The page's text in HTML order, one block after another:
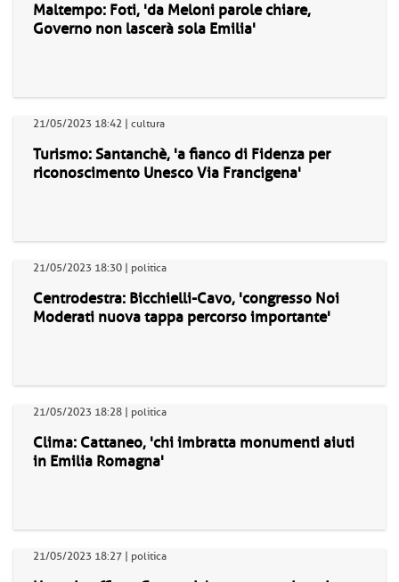
Maltempo: Foti, 'da Meloni parole chiare,
Governo non lascerà sola Emilia'
21/05/2023 18:42 | cultura
Turismo: Santanchè, 'a fianco di Fidenza per
riconoscimento Unesco Via Francigena'
21/05/2023 18:30 | politica
Centrodestra: Bicchielli-Cavo, 'congresso Noi
Moderati nuova tappa percorso importante'
21/05/2023 18:28 | politica
Clima: Cattaneo, 'chi imbratta monumenti aiuti
in Emilia Romagna'
21/05/2023 18:27 | politica